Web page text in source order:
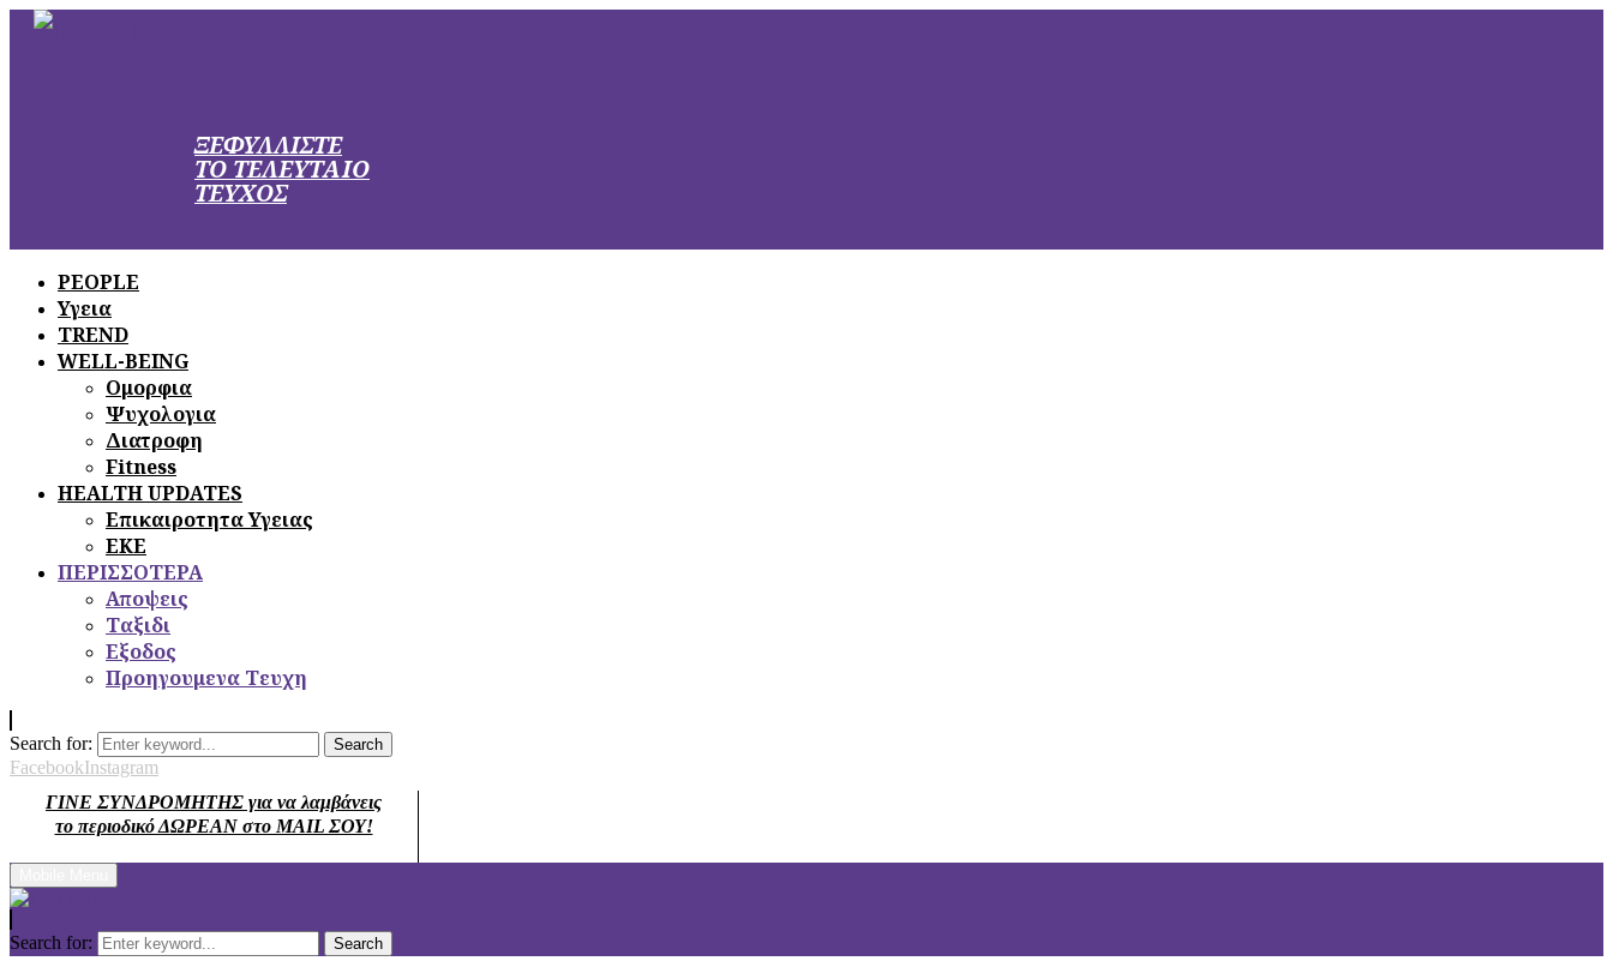
ΞΕΦΥΛΛΙΣΤΕ
ΤΟ ΤΕΛΕΥΤΑΙΟ
ΤΕΥΧΟΣ
PEOPLE
Υγεια
TREND
WELL-BEING
Ομορφια
Ψυχολογια
Διατροφη
Fitness
HEALTH UPDATES
Επικαιροτητα Υγειας
ΕΚΕ
ΠΕΡΙΣΣΟΤΕΡΑ
Αποψεις
Ταξιδι
Εξοδος
Προηγουμενα Τευχη
Search for: Search
FacebookInstagram
ΓΙΝΕ ΣΥΝΔΡΟΜΗΤΗΣ για να λαμβάνεις
το περιοδικό ΔΩΡΕΑΝ στο MAIL ΣΟΥ!
Search for: Search